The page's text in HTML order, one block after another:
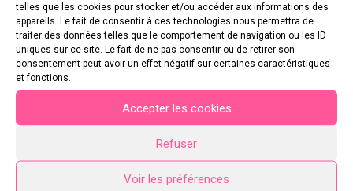
telles que les cookies pour stocker et/ou accéder aux informations des
appareils. Le fait de consentir à ces technologies nous permettra de
traiter des données telles que le comportement de navigation ou les ID
uniques sur ce site. Le fait de ne pas consentir ou de retirer son
consentement peut avoir un effet négatif sur certaines caractéristiques
et fonctions.
Accepter les cookies
Refuser
Voir les préférences
MARDI 18 AOÛT 2026